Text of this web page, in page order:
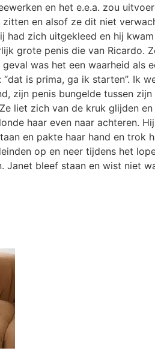
en het e.e.a. zou
en alsof ze dit niet
had zich uitgekleed en hij
grote penis die van Ricardo.
was het een waarheid als
is prima, ga ik starten”. Ik
zijn penis bungelde tussen
liet zich van de kruk glijden
haar even naar achteren.
en pakte haar hand en trok
op en neer tijdens het
Janet bleef staan en wist niet